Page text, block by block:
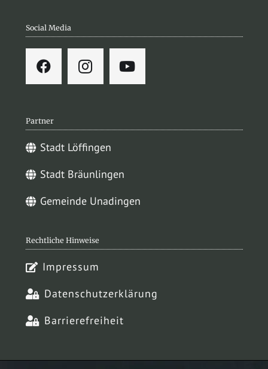
Social Media
Partner
Stadt Löffingen
Stadt Bräunlingen
Gemeinde Unadingen
Rechtliche Hinweise
Impressum
Datenschutzerklärung
Barrierefreiheit